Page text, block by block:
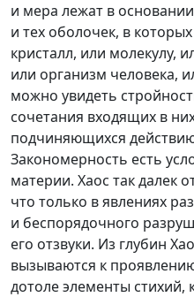
и мера лежат в
и тех оболочек, в
кристалл, или молекулу,
или организм человека,
можно увидеть
сочетания входящих в
подчиняющихся
Закономерность есть
материи. Хаос так далек
что только в явлениях
и беспорядочного
его отзвуки. Из глубин
вызываются к
дотоле элементы стихий,